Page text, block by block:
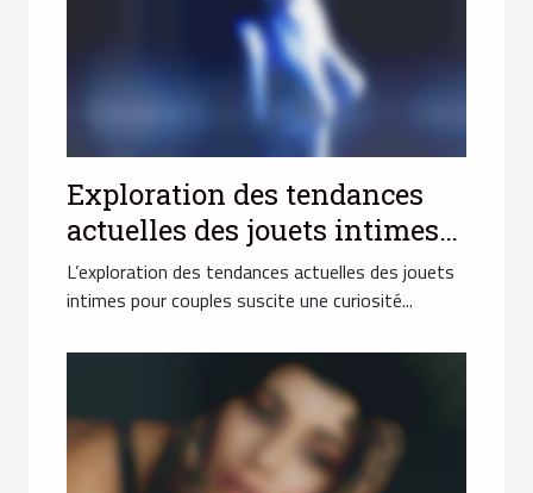
Exploration des tendances
actuelles des jouets intimes
pour couples
L’exploration des tendances actuelles des jouets
intimes pour couples suscite une curiosité...